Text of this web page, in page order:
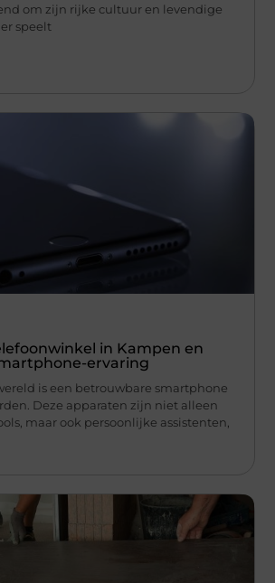
om zijn rijke cultuur en levendige
speelt
in Kampen en
ervaring
is een betrouwbare smartphone
Deze apparaten zijn niet alleen
maar ook persoonlijke assistenten,